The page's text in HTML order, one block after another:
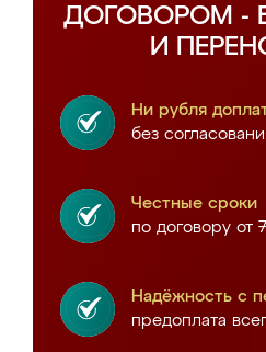
ДОГОВОРОМ -
И
Ни рубля
без
Честные сроки
по договору от
Надёжность с
предоплата